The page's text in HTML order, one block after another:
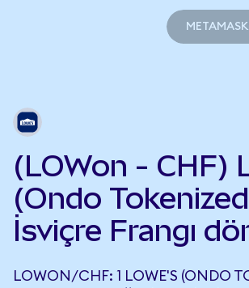
(LOWon - CHF)
(Ondo
İsviçre Frangı
LOWON/CHF: 1 LOWE'S (ONDO